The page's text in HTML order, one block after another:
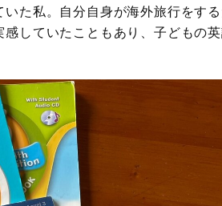
た私。自分自身が海外旅行をす
していたこともあり、子どもの